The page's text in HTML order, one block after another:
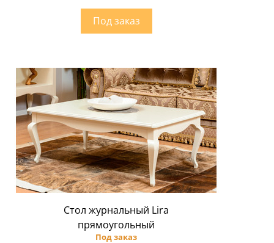
Стол журнальный Lira
прямоугольный
Под заказ